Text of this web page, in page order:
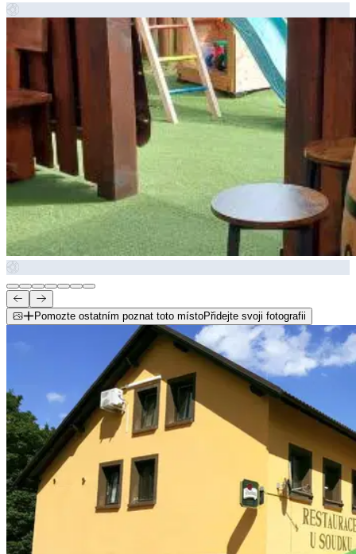
Pomozte ostatním poznat toto místoPřidejte svoji fotografii